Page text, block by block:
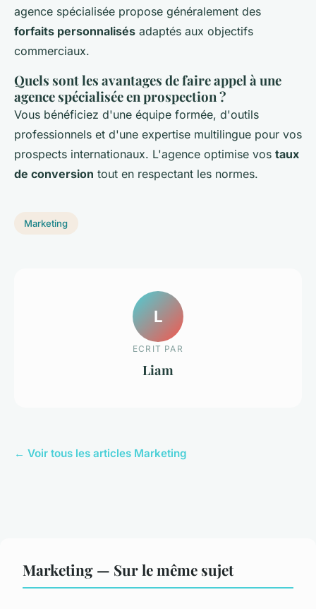
agence spécialisée propose généralement des
forfaits personnalisés adaptés aux objectifs
commerciaux.
Quels sont les avantages de faire appel à une
agence spécialisée en prospection ?
Vous bénéficiez d'une équipe formée, d'outils
professionnels et d'une expertise multilingue pour vos
prospects internationaux. L'agence optimise vos taux
de conversion tout en respectant les normes.
Marketing
L
ECRIT PAR
Liam
← Voir tous les articles Marketing
Marketing — Sur le même sujet